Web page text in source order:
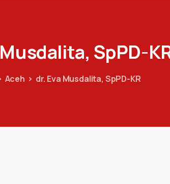
Musdalita, SpPD-
Aceh dr. Eva Musdalita, SpPD-KR